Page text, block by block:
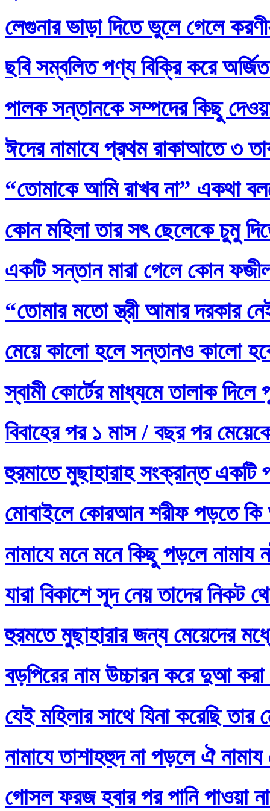
লেগুনার ভাড়া দিতে ভুলে গেলে
ছবি সম্বলিত পণ্য বিক্রি করে
পালক সন্তানকে সম্পদের কিছু
ঈদের নামাযে প্রথম রাকাআতে ৩
“তোমাকে আমি রাখব না” একথা
কোন মহিলা তার সৎ ছেলেকে চুমু
একটি সন্তান মারা গেলে কোন
“তোমার মতো স্ত্রী আমার দরকার
মেয়ে কালো হলে সন্তানও কালো
স্বামী কোর্টের মাধ্যমে তালাক দিলে
বিবাহের পর ১ মাস / বছর পর
হুরমাতে মুছাহারাহ সংক্রান্ত
মোবাইলে কোরআন শরীফ পড়তে
নামাযে মনে মনে কিছু পড়লে নামায
যারা বিকাশে সূদ নেয় তাদের নিকট
হুরমতে মুছাহারার জন্য মেয়েদের
বড়পিরের নাম উচ্চারন করে দুআ করা
যেই মহিলার সাথে যিনা করেছি তার
নামাযে তাশাহহুদ না পড়লে ঐ
গোসল ফরজ হবার পর পানি পাওয়া